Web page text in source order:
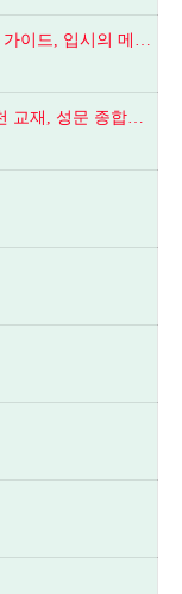
「도일 대학입시 유학편」 일유생들을 위한 가이드, 입시의 메뉴얼
일본 입시 영어(약대, 문부성) 공부법 및 추천 교재, 성문 종합영어, NEXT STAGE, 全解說頻出英文法.語法問題1000